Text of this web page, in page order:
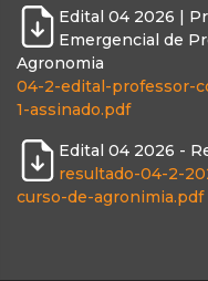
Edital 04 2026 |
Emergencial de
Agronomia
04-2-edital-professor-
1-assinado.pdf
Edital 04 2026 -
resultado-04-2-
curso-de-agronimia.pdf